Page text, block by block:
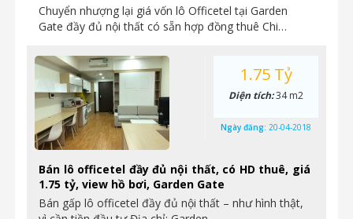
Chuyển nhượng lại giá vốn lô Officetel tại Garden
Gate đầy đủ nội thất có sẵn hợp đồng thuê Chi…
Bán lô officetel đầy đủ nội thất, có HD thuê, giá
1.75 tỷ, view hồ bơi, Garden Gate
Bán gấp lô officetel đầy đủ nội thất – như hình thật,
1.75 Tỷ
Diện tích:34 m2
Ngày đăng: 20-04-2018